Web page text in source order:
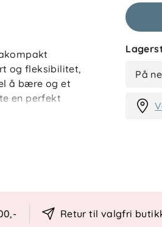
og fleksibilitet,
å bære og et
en perfekt
kan sove godt
som
for varme
På
Retur til valgfri